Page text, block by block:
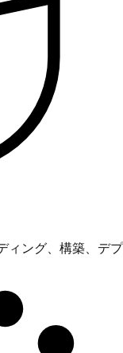
ィング、構築、デプ